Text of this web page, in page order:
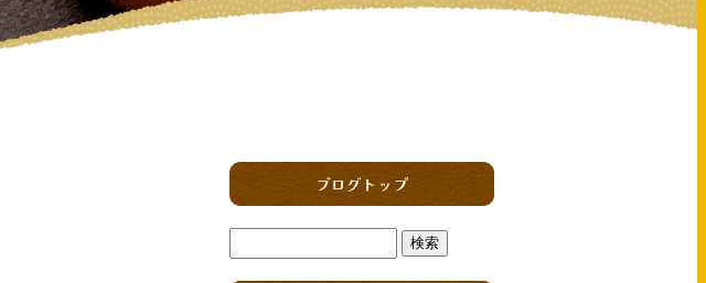
ブログトップ